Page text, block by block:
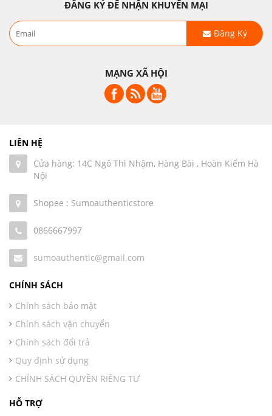
ĐĂNG KÝ ĐỂ NHẬN KHUYẾN MẠI
Đăng Ký
MẠNG XÃ HỘI
LIÊN HỆ
Cửa hàng: 14C Ngô Thì Nhậm, Hàng Bài , Hoàn Kiếm Hà
Nội
Shopee : Sumoauthenticstore
0866667997
sumoauthentic@gmail.com
CHÍNH SÁCH
Chính sách bảo mật
Chính sách vận chuyển
Chính sách đổi trả
Quy định sử dụng
CHÍNH SÁCH QUYỀN RIÊNG TƯ
HỖ TRỢ